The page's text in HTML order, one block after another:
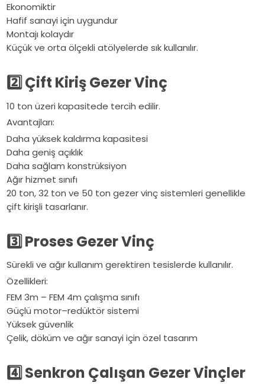
Ekonomiktir
Hafif sanayi için uygundur
Montajı kolaydır
Küçük ve orta ölçekli atölyelerde sık kullanılır.
2️Çift Kiriş Gezer Vinç
10 ton üzeri kapasitede tercih edilir.
Avantajları:
Daha yüksek kaldırma kapasitesi
Daha geniş açıklık
Daha sağlam konstrüksiyon
Ağır hizmet sınıfı
20 ton, 32 ton ve 50 ton gezer vinç sistemleri genellikle
çift kirişli tasarlanır.
3️Proses Gezer Vinç
Sürekli ve ağır kullanım gerektiren tesislerde kullanılır.
Özellikleri:
FEM 3m – FEM 4m çalışma sınıfı
Güçlü motor–redüktör sistemi
Yüksek güvenlik
Çelik, döküm ve ağır sanayi için özel tasarım
4️Senkron Çalışan Gezer Vinçler